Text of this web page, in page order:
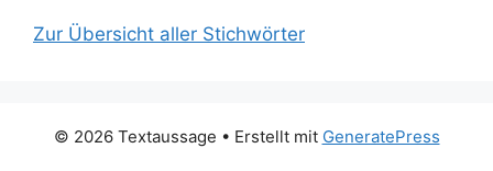
Zur Übersicht aller Stichwörter
© 2026 Textaussage • Erstellt mit GeneratePress